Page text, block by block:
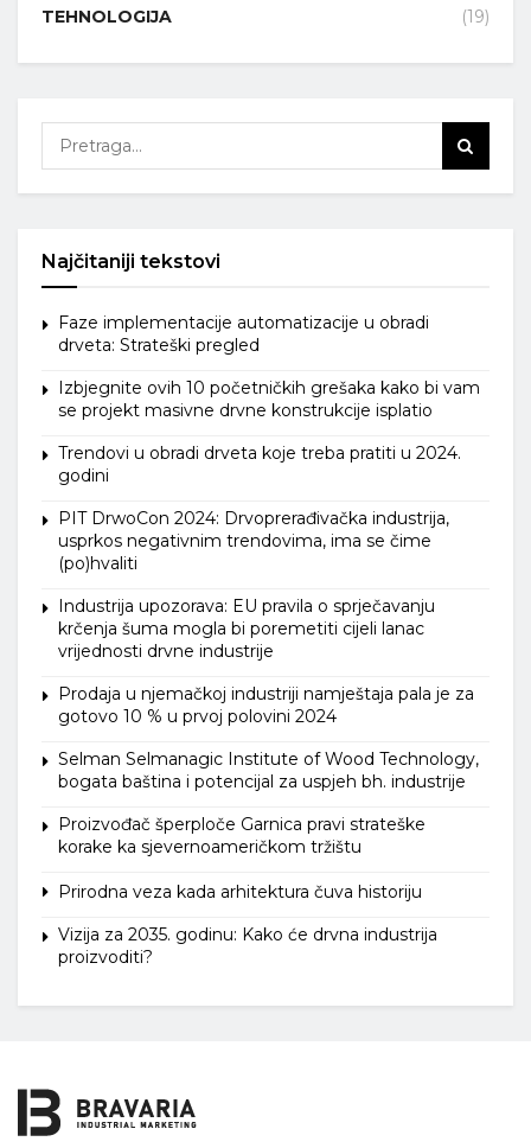
TEHNOLOGIJA (19)
Najčitaniji tekstovi
Faze implementacije automatizacije u obradi
drveta: Strateški pregled
Izbjegnite ovih 10 početničkih grešaka kako bi vam
se projekt masivne drvne konstrukcije isplatio
Trendovi u obradi drveta koje treba pratiti u 2024.
godini
PIT DrwoCon 2024: Drvoprerađivačka industrija,
usprkos negativnim trendovima, ima se čime
(po)hvaliti
Industrija upozorava: EU pravila o sprječavanju
krčenja šuma mogla bi poremetiti cijeli lanac
vrijednosti drvne industrije
Prodaja u njemačkoj industriji namještaja pala je za
gotovo 10 % u prvoj polovini 2024
Selman Selmanagic Institute of Wood Technology,
bogata baština i potencijal za uspjeh bh. industrije
Proizvođač šperploče Garnica pravi strateške
korake ka sjevernoameričkom tržištu
Prirodna veza kada arhitektura čuva historiju
Vizija za 2035. godinu: Kako će drvna industrija
proizvoditi?